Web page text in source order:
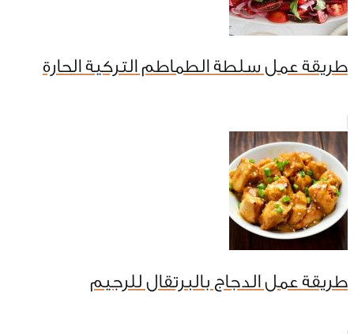
طريقة عمل سلطة الطماطم التركية الحارة
طريقة عمل الدجاج بالبرتقال للرجيم